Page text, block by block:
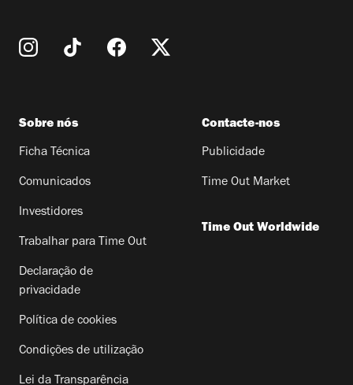
Sobre nós
Ficha Técnica
Comunicados
Investidores
Trabalhar para Time Out
Declaração de
privacidade
Política de cookies
Condições de utilização
Lei da Transparência
Contacte-nos
Publicidade
Time Out Market
Time Out Worldwide